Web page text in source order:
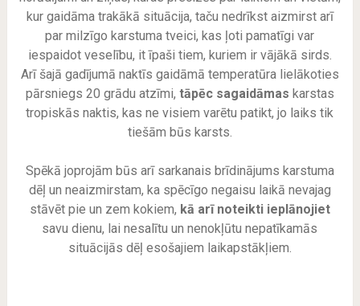
kur gaidāma trakākā situācija, taču nedrīkst aizmirst arī
par milzīgo karstuma tveici, kas ļoti pamatīgi var
iespaidot veselību, it īpaši tiem, kuriem ir vājākā sirds.
Arī šajā gadījumā naktīs gaidāmā temperatūra lielākoties
pārsniegs 20 grādu atzīmi, tāpēc sagaidāmas karstas
tropiskās naktis, kas ne visiem varētu patikt, jo laiks tik
tiešām būs karsts.
Spēkā joprojām būs arī sarkanais brīdinājums karstuma
dēļ un neaizmirstam, ka spēcīgo negaisu laikā nevajag
stāvēt pie un zem kokiem, kā arī noteikti ieplānojiet
savu dienu, lai nesalītu un nenokļūtu nepatīkamās
situācijās dēļ esošajiem laikapstākļiem.